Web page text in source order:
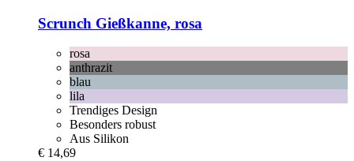
Scrunch Gießkanne, rosa
rosa
anthrazit
blau
lila
Trendiges Design
Besonders robust
Aus Silikon
€ 14,69